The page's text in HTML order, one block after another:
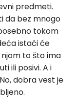
predmeti.
da bez mnogo
tokom
istaći će
njom to što ima
ili posivi. A i
dobra vest je